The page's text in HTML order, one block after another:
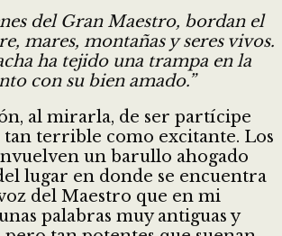
del Gran Maestro, bordan el
mares, montañas y seres vivos.
ha tejido una trampa en la
con su bien amado.”
al mirarla, de ser partícipe
tan terrible como excitante. Los
un barullo ahogado
lugar en donde se encuentra
del Maestro que en mi
palabras muy antiguas y